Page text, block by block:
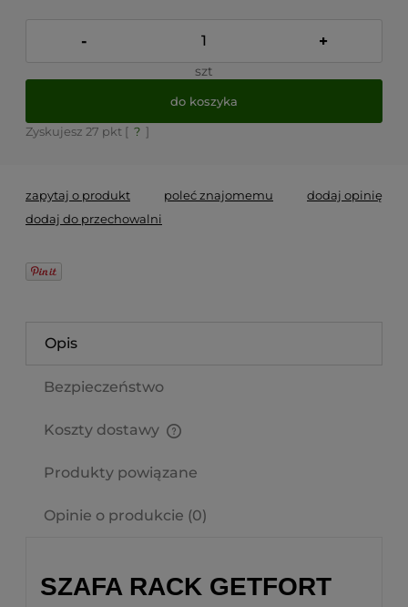
- +
szt
do koszyka
Zyskujesz 27 pkt [ ? ]
zapytaj o produkt poleć znajomemu
dodaj opinię
dodaj do przechowalni
Opis
Bezpieczeństwo
Koszty dostawy
Produkty powiązane
Opinie o produkcie (0)
SZAFA RACK GETFORT